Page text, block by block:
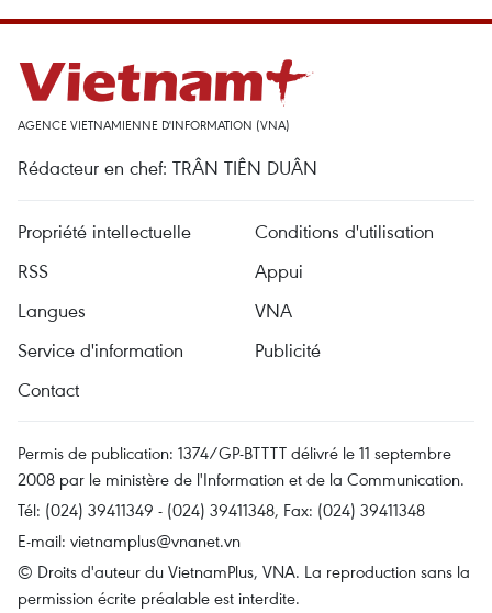
AGENCE VIETNAMIENNE D'INFORMATION (VNA)
Rédacteur en chef: TRÂN TIÊN DUÂN
Propriété intellectuelle
Conditions d'utilisation
RSS
Appui
Langues
VNA
Service d'information
Publicité
Contact
Permis de publication: 1374/GP-BTTTT délivré le 11 septembre
2008 par le ministère de l'Information et de la Communication.
Tél: (024) 39411349 - (024) 39411348, Fax: (024) 39411348
E-mail: vietnamplus@vnanet.vn
© Droits d'auteur du VietnamPlus, VNA. La reproduction sans la
permission écrite préalable est interdite.